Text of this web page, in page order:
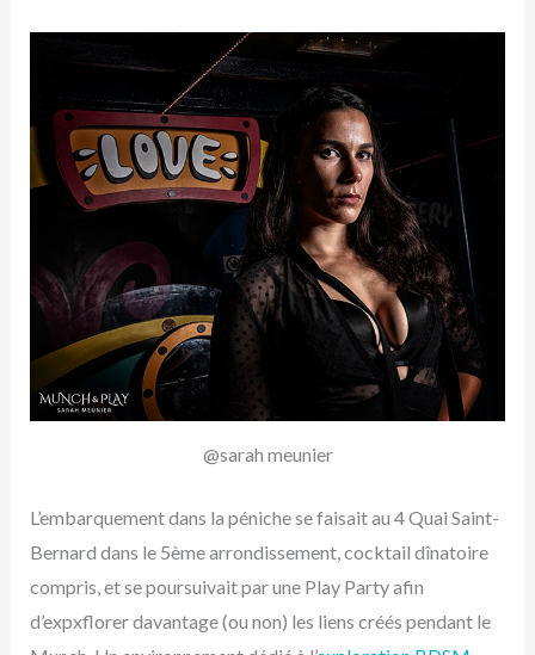
@sarah meunier
L’embarquement dans la péniche se faisait au 4 Quai Saint-
Bernard dans le 5ème arrondissement, cocktail dînatoire
compris, et se poursuivait par une Play Party afin
d’expxflorer davantage (ou non) les liens créés pendant le